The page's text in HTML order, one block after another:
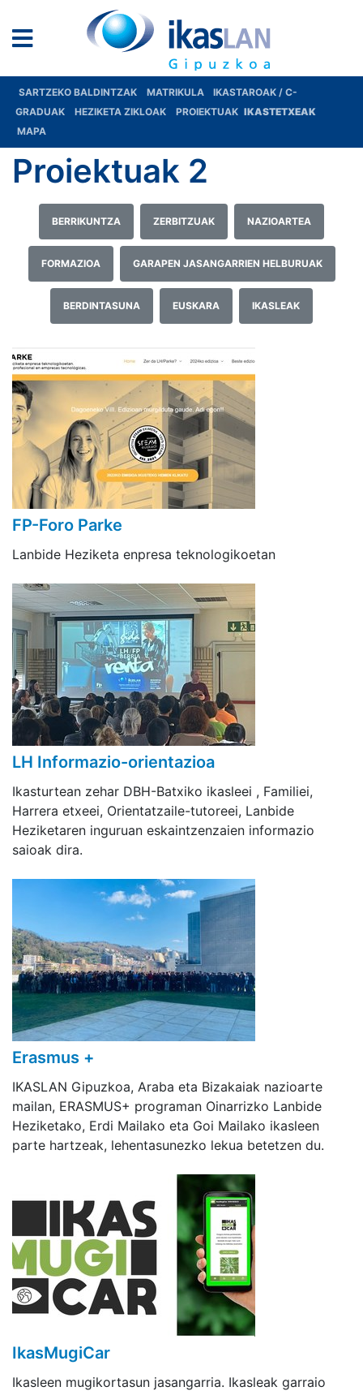
SARTZEKO BALDINTZAK MATRIKULA
IKASTAROAK / C-
GRADUAK
HEZIKETA ZIKLOAK PROIEKTUAK IKASTETXEAK
MAPA
Proiektuak 2
BERRIKUNTZA ZERBITZUAK NAZIOARTEA
FORMAZIOA GARAPEN JASANGARRIEN HELBURUAK
BERDINTASUNA EUSKARA IKASLEAK
FP-Foro Parke
Lanbide Heziketa enpresa teknologikoetan
LH Informazio-orientazioa
Ikasturtean zehar DBH-Batxiko ikasleei , Familiei,
Harrera etxeei, Orientatzaile-tutoreei, Lanbide
Heziketaren inguruan eskaintzenzaien informazio
saioak dira.
Erasmus +
IKASLAN Gipuzkoa, Araba eta Bizakaiak nazioarte
mailan, ERASMUS+ programan Oinarrizko Lanbide
Heziketako, Erdi Mailako eta Goi Mailako ikasleen
parte hartzeak, lehentasunezko lekua betetzen du.
IkasMugiCar
Ikasleen mugikortasun jasangarria. Ikasleak garraio